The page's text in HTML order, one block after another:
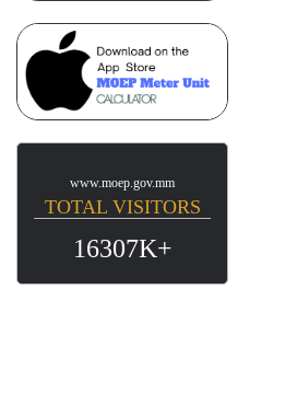
www.moep.gov.mm
TOTAL VISITORS
16307K+